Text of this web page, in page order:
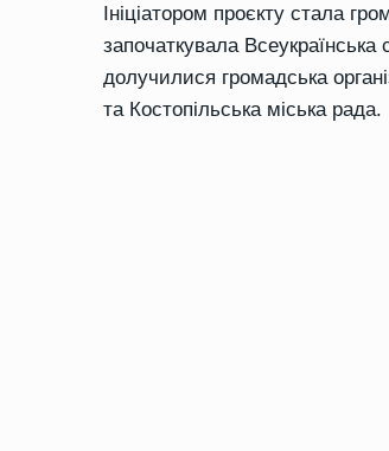
Ініціатором проєкту стала
започаткувала Всеукраїнська
долучилися громадська
та Костопільська міська рада.